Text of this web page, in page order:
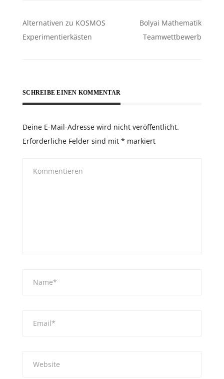
Beitragsnavigation
Alternativen zu KOSMOS
Experimentierkästen
Bolyai Mathematik
Teamwettbewerb
SCHREIBE EINEN KOMMENTAR
Deine E-Mail-Adresse wird nicht veröffentlicht.
Erforderliche Felder sind mit * markiert